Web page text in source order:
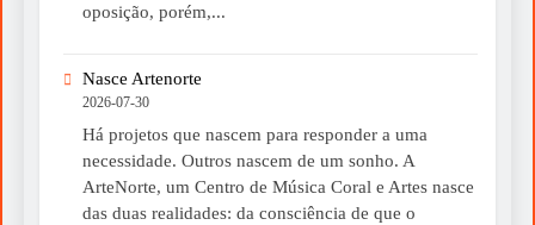
oposição, porém,...
Nasce Artenorte
2026-07-30
Há projetos que nascem para responder a uma
necessidade. Outros nascem de um sonho. A
ArteNorte, um Centro de Música Coral e Artes nasce
das duas realidades: da consciência de que o